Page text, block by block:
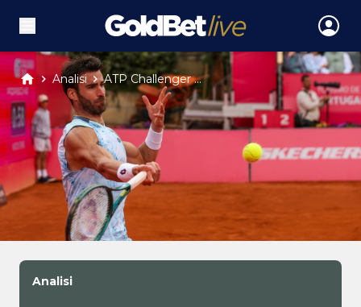
Analisi ATP Challenger ...
Analisi